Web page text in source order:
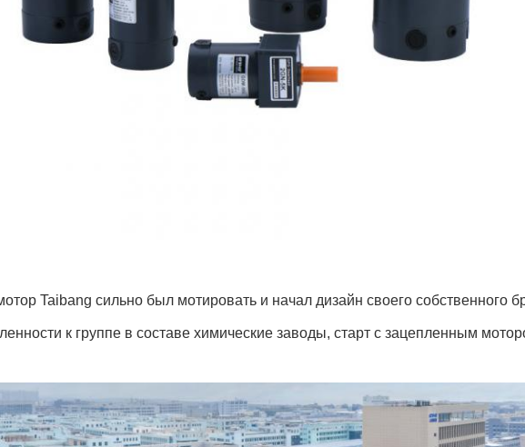
Taibang сильно был мотировать и начал дизайн своего
к группе в составе химические заводы, старт с зацепленным